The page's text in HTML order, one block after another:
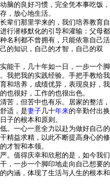
脑的良好习惯，完全凭本事吃饭，
，放心地生活。
辈们那里学来的，我们培养教育自
行潜移默化的引导和灌输：父母都
名利都不曾拥有，只能依靠自己活
的知识，自己的才智，自己的双
能干，几十年如一日，一步一个脚
我把我的实践经验。手把手教给我
和培养，成绩优异，表现良好，我
也很好，工作的也很出色。
苦，但苦中也有乐。居家的整洁，
适，是妻子几十年来的辛勤付出换
子的根本和原则。
。一心一意全力以赴为做好自己的
精益求精，以此不断提高身心的修
才智和本领。
。值得庆幸和欣慰的是，如今我们
，一步一个脚印地走向自己想要的
的内涵，体现了生活与人生的根本和